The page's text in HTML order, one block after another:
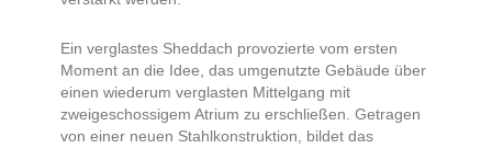
Ein verglastes Sheddach provozierte vom ersten
Moment an die Idee, das umgenutzte Gebäude über
einen wiederum verglasten Mittelgang mit
zweigeschossigem Atrium zu erschließen. Getragen
von einer neuen Stahlkonstruktion, bildet das